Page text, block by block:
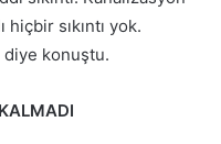
sıkıntı yok.
diye konuştu.